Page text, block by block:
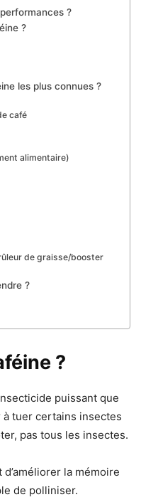
?
?
les plus connues ?
café
alimentaire)
de graisse/booster
?
?
puissant que
tuer certains insectes
pas tous les insectes.
la mémoire
de polliniser.